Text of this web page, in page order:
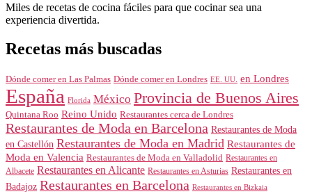
Miles de recetas de cocina fáciles para que cocinar sea una
experiencia divertida.
Recetas más buscadas
Dónde comer en Las Palmas Dónde comer en Londres EE. UU. en Londres
España Florida México Provincia de Buenos Aires
Quintana Roo Reino Unido Restaurantes cerca de Londres
Restaurantes de Moda en Barcelona Restaurantes de Moda
en Castellón Restaurantes de Moda en Madrid Restaurantes de
Moda en Valencia Restaurantes de Moda en Valladolid Restaurantes en
Albacete Restaurantes en Alicante Restaurantes en Asturias Restaurantes en
Badajoz Restaurantes en Barcelona Restaurantes en Bizkaia